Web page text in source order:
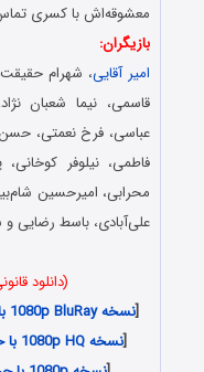
معشوقه‌اش با کسری
بازیگران:
امیر آقایی، شهرام
قاسمی، نیما شعبان
عباسی، فرخ نعمتی،
فاطمی، نیلوفر
محرابی، امیرحسین
علی‌آبادی، باسط رضایی و
(دانلود
[نسخه 1080p BluRay با حجم 3.44 گیگابایت – 15.000 تومان
[نسخه 1080p HQ با حجم 1.14 گیگابایت – 13.000 تومان